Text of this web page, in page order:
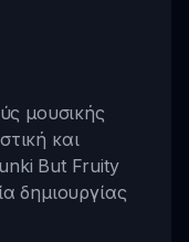
μουσικής
και
But Fruity
δημιουργίας